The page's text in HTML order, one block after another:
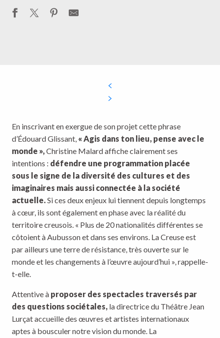
En inscrivant en exergue de son projet cette phrase
d’Édouard Glissant, « Agis dans ton lieu, pense avec le
monde »,Christine Malard affiche clairement ses
intentions : défendre une programmation placée
sous le signe de la diversité des cultures et des
imaginaires mais aussi connectée à la société
actuelle.Si ces deux enjeux lui tiennent depuis longtemps
à cœur, ils sont également en phase avec la réalité du
territoire creusois. « Plus de 20 nationalités différentes se
côtoient à Aubusson et dans ses environs. La Creuse est
par ailleurs une terre de résistance, très ouverte sur le
monde et les changements à l’œuvre aujourd’hui », rappelle-
t-elle.
Attentive à proposer des spectacles traversés par
des questions sociétales, la directrice du Théâtre Jean
Lurçat accueille des œuvres et artistes internationaux
aptes à bousculer notre vision du monde. La